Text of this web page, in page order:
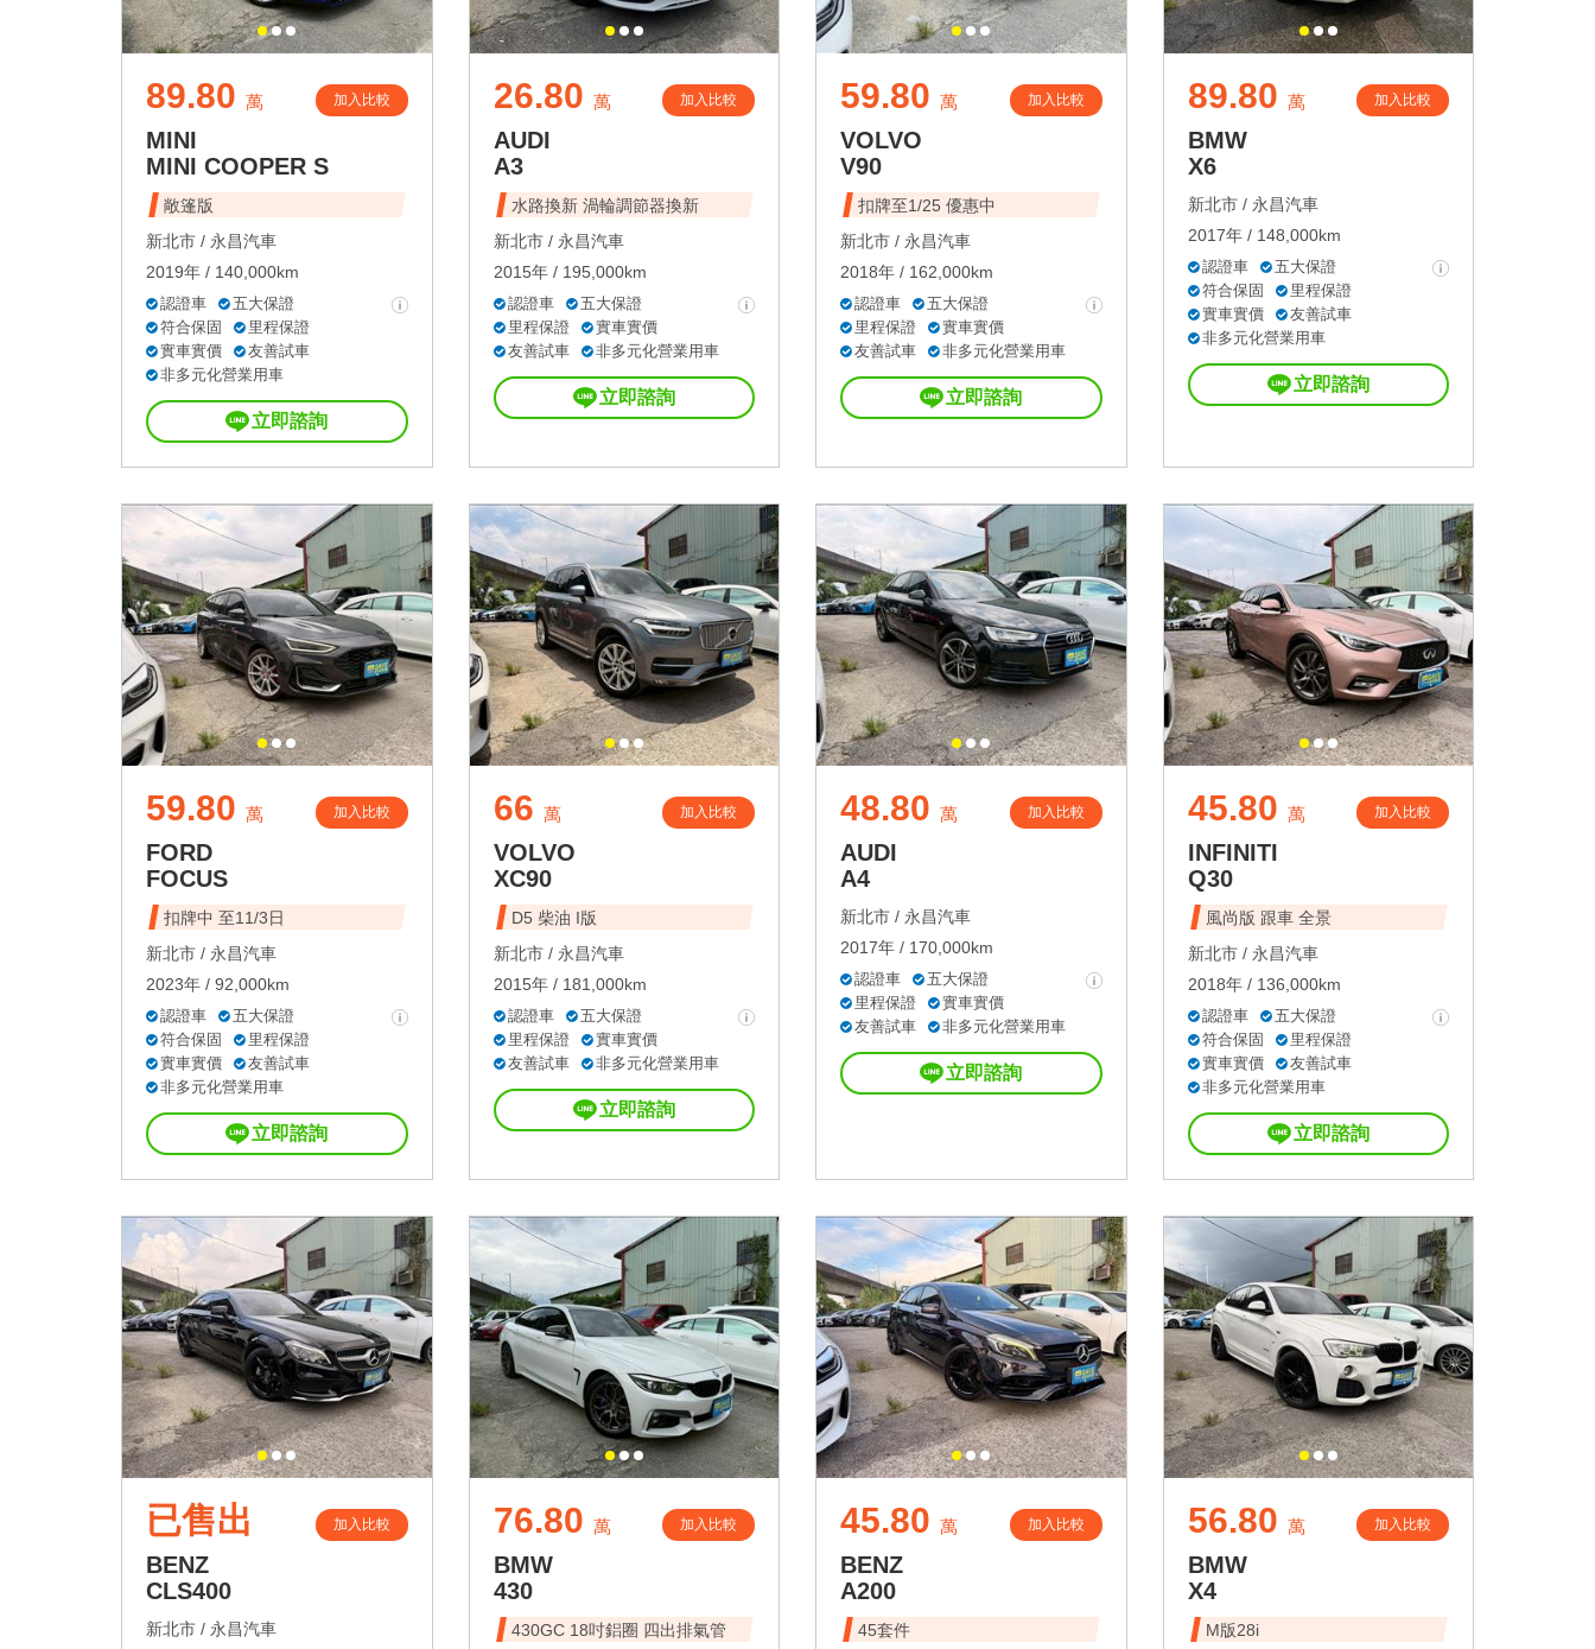
89.80 萬 加入比較
MINI
MINI COOPER S
敞篷版
新北市 / 永昌汽車
2019年 / 140,000km
認證車
五大保證
符合保固
里程保證
實車實價
友善試車
非多元化營業用車
立即諮詢
26.80 萬 加入比較
AUDI
A3
水路換新 渦輪調節器換新
新北市 / 永昌汽車
2015年 / 195,000km
認證車
五大保證
里程保證
實車實價
友善試車
非多元化營業用車
立即諮詢
59.80 萬 加入比較
VOLVO
V90
扣牌至1/25 優惠中
新北市 / 永昌汽車
2018年 / 162,000km
認證車
五大保證
里程保證
實車實價
友善試車
非多元化營業用車
立即諮詢
89.80 萬 加入比較
BMW
X6
新北市 / 永昌汽車
2017年 / 148,000km
認證車
五大保證
符合保固
里程保證
實車實價
友善試車
非多元化營業用車
立即諮詢
59.80 萬 加入比較
FORD
FOCUS
扣牌中 至11/3日
新北市 / 永昌汽車
2023年 / 92,000km
認證車
五大保證
符合保固
里程保證
實車實價
友善試車
非多元化營業用車
立即諮詢
66 萬 加入比較
VOLVO
XC90
D5 柴油 I版
新北市 / 永昌汽車
2015年 / 181,000km
認證車
五大保證
里程保證
實車實價
友善試車
非多元化營業用車
立即諮詢
48.80 萬 加入比較
AUDI
A4
新北市 / 永昌汽車
2017年 / 170,000km
認證車
五大保證
里程保證
實車實價
友善試車
非多元化營業用車
立即諮詢
45.80 萬 加入比較
INFINITI
Q30
風尚版 跟車 全景
新北市 / 永昌汽車
2018年 / 136,000km
認證車
五大保證
符合保固
里程保證
實車實價
友善試車
非多元化營業用車
立即諮詢
已售出 加入比較
BENZ
CLS400
新北市 / 永昌汽車
76.80 萬 加入比較
BMW
430
430GC 18吋鋁圈 四出排氣管
45.80 萬 加入比較
BENZ
A200
45套件
56.80 萬 加入比較
BMW
X4
M版28i